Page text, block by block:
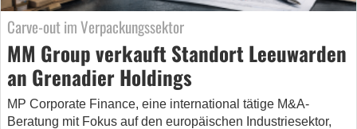
Carve-out im Verpackungssektor
MM Group verkauft Standort Leeuwarden
an Grenadier Holdings
MP Corporate Finance, eine international tätige M&A-
Beratung mit Fokus auf den europäischen Industriesektor,